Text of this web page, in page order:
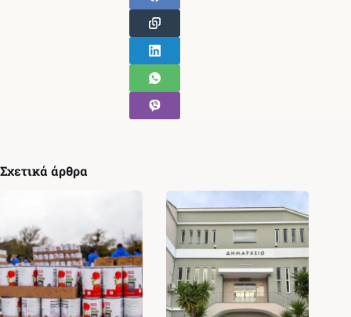
Σχετικά άρθρα